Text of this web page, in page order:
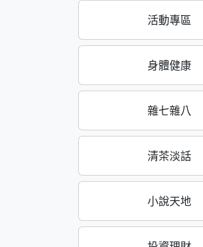
活動專區
身體健康
雜七雜八
清茶淡話
小說天地